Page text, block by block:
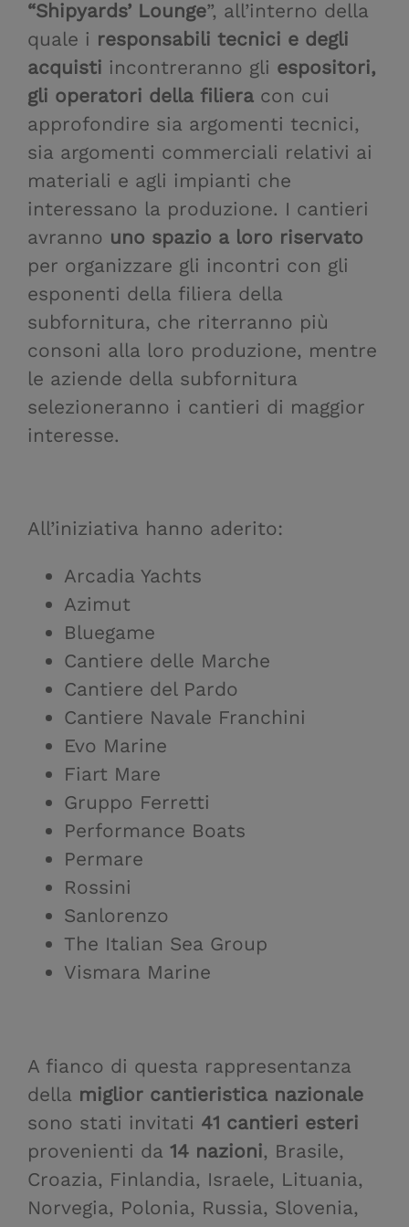
“Shipyards’ Lounge”, all’interno della
quale i responsabili tecnici e degli
acquisti incontreranno gli espositori,
gli operatori della filiera con cui
approfondire sia argomenti tecnici,
sia argomenti commerciali relativi ai
materiali e agli impianti che
interessano la produzione. I cantieri
avranno uno spazio a loro riservato
per organizzare gli incontri con gli
esponenti della filiera della
subfornitura, che riterranno più
consoni alla loro produzione, mentre
le aziende della subfornitura
selezioneranno i cantieri di maggior
interesse.
All’iniziativa hanno aderito:
Arcadia Yachts
Azimut
Bluegame
Cantiere delle Marche
Cantiere del Pardo
Cantiere Navale Franchini
Evo Marine
Fiart Mare
Gruppo Ferretti
Performance Boats
Permare
Rossini
Sanlorenzo
The Italian Sea Group
Vismara Marine
A fianco di questa rappresentanza
della miglior cantieristica nazionale
sono stati invitati 41 cantieri esteri
provenienti da 14 nazioni, Brasile,
Croazia, Finlandia, Israele, Lituania,
Norvegia, Polonia, Russia, Slovenia,